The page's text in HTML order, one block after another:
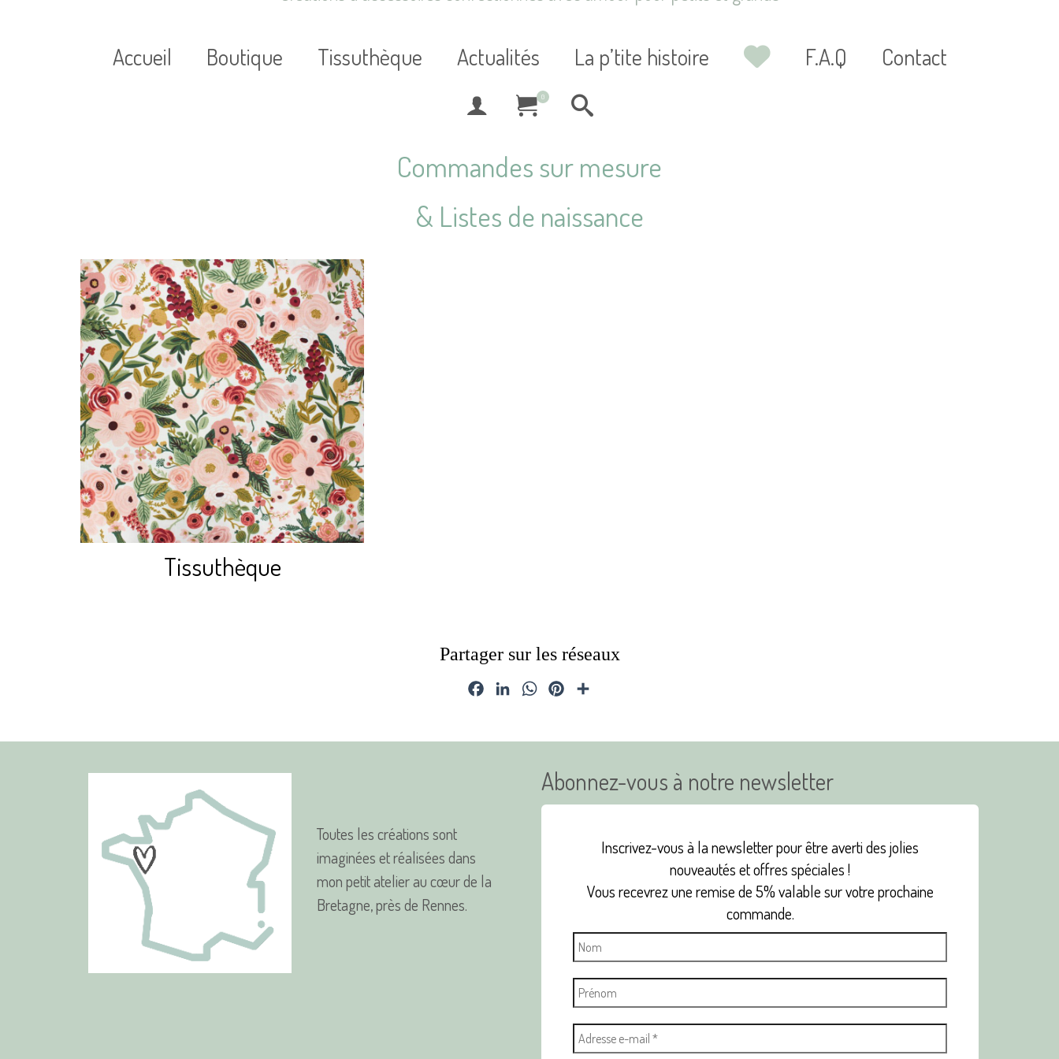
Accueil Boutique Tissuthèque Actualités La p’tite histoire
ListeF.A.Q Contact
0
Commandes sur mesure
& Listes de naissance
Découvrir
Tissuthèque
Partager sur les réseaux
FacebookLinkedInWhatsAppPinterest
Toutes les créations sont
imaginées et réalisées dans
mon petit atelier au cœur de la
Bretagne, près de Rennes.
Abonnez-vous à notre newsletter
Inscrivez-vous à la newsletter pour être averti des jolies
nouveautés et offres spéciales !
Vous recevrez une remise de 5% valable sur votre prochaine
commande.